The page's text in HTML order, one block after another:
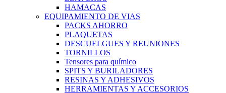
HAMACAS
EQUIPAMIENTO DE VIAS
PACKS AHORRO
PLAQUETAS
DESCUELGUES Y REUNIONES
TORNILLOS
Tensores para químico
SPITS Y BURILADORES
RESINAS Y ADHESIVOS
HERRAMIENTAS Y ACCESORIOS